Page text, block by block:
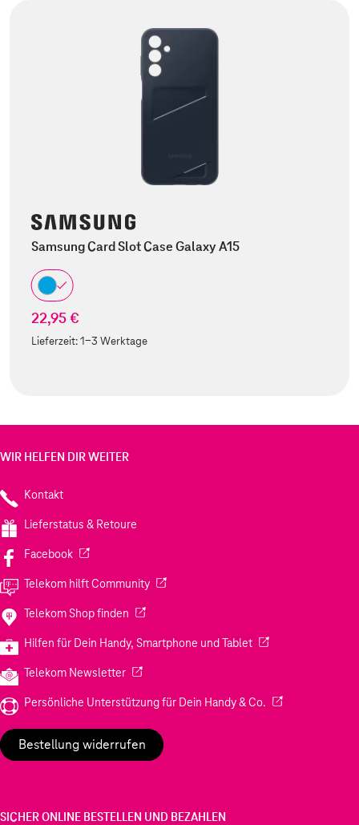
Samsung Card Slot Case Galaxy A15
22,95 €
Lieferzeit:1-3 Werktage
WIR HELFEN DIR WEITER
Kontakt
Lieferstatus & Retoure
Facebook(Wird in einem neuen Tab geöffnet)
Telekom hilft Community(Wird in einem neuen Tab geöffnet)
Telekom Shop finden (Wird in einem neuen Tab geöffnet)
Hilfen für Dein Handy, Smartphone und Tablet(Wird in einem
Telekom Newsletter(Wird in einem neuen Tab geöffnet)
Persönliche Unterstützung für Dein Handy & Co. (Wird in einem
Bestellung widerrufen
SICHER ONLINE BESTELLEN UND BEZAHLEN